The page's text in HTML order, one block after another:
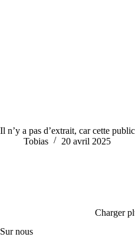
Il n’y a pas d’extrait, car cette
Tobias
20 avril 2025
Charger
Sur nous